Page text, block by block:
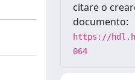
citare o
documento:
https://
064